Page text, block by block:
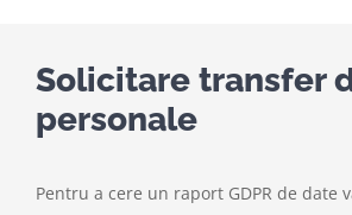
Solicitare transfer
personale
Pentru a cere un raport GDPR de date